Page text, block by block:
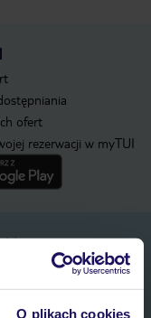
O plikach cookies
ofert
rezerwacji w myTUI